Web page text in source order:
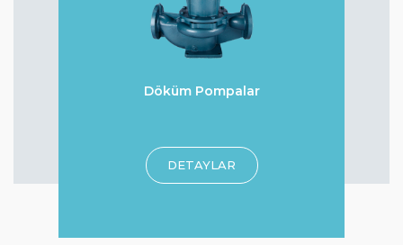
Döküm Pompalar
DETAYLAR